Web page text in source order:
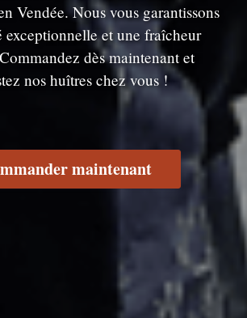
Vendée. Nous vous garantissons
exceptionnelle et une fraîcheur
dès maintenant et
nos huîtres chez vous !
maintenant